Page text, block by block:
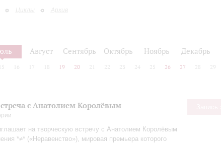
Циклы Архив
Август Сентябрь Октябрь Ноябрь Декабрь
15 16 17 18 19 20 21 22 23 24 25 26 27 28 29
с Анатолием Королёвым
на творческую встречу с Анатолием Королёвым
*≠* («Неравенство»), мировая премьера которого